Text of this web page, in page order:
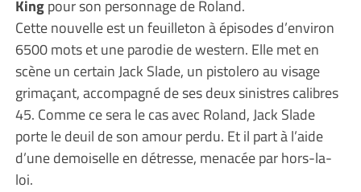
Kingpour son personnage de Roland.
Cette nouvelle est un feuilleton à épisodes d’environ
6500 mots et une parodie de western. Elle met en
scène un certain Jack Slade, un pistolero au visage
grimaçant, accompagné de ses deux sinistres calibres
45. Comme ce sera le cas avec Roland, Jack Slade
porte le deuil de son amour perdu. Et il part à l’aide
d’une demoiselle en détresse, menacée par hors-la-
loi.